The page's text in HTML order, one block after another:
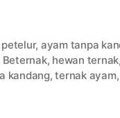
, ayam tanpa
Beternak, hewan ternak,
kandang,ternak ayam